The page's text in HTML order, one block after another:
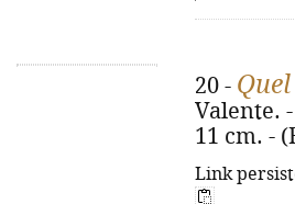
20 -
Valente.
11 cm. -
Link